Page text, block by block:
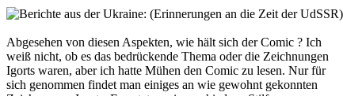
Abgesehen von diesen Aspekten, wie hält sich der Comic ? Ich
weiß nicht, ob es das bedrückende Thema oder die Zeichnungen
Igorts waren, aber ich hatte Mühen den Comic zu lesen. Nur für
sich genommen findet man einiges an wie gewohnt gekonnten